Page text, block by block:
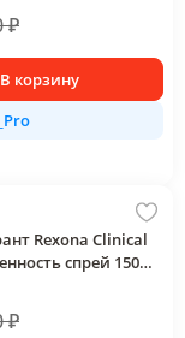
₽
В корзину
Rexona Clinical
спрей 150
₽